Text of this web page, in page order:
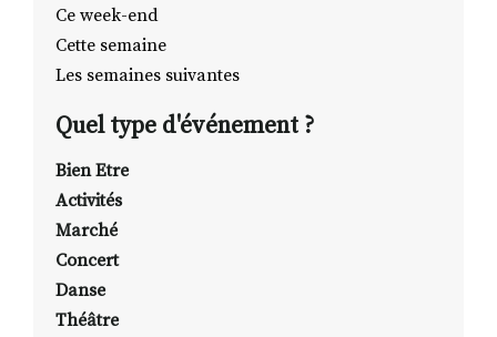
Ce week-end
Cette semaine
Les semaines suivantes
Quel type d'événement ?
Bien Etre
Activités
Marché
Concert
Danse
Théâtre